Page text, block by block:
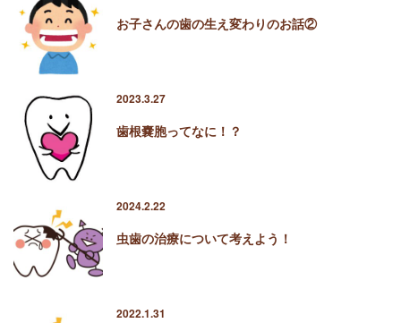
お子さんの歯の生え変わりのお話②
2023.3.27
歯根嚢胞ってなに！？
2024.2.22
虫歯の治療について考えよう！
2022.1.31